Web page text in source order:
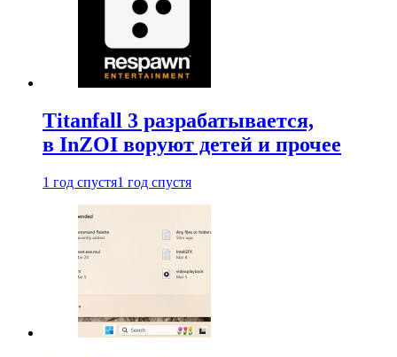
Titanfall 3 разрабатывается,
в InZOI воруют детей и прочее
1 год спустя1 год спустя